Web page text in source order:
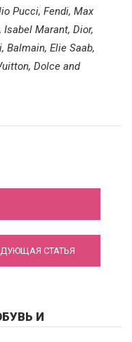
Pucci, Fendi, Max
Isabel Marant, Dior,
Balmain, Elie Saab,
Dolce and
весна-лето
000 рублей от
СТАТЬЯ
И